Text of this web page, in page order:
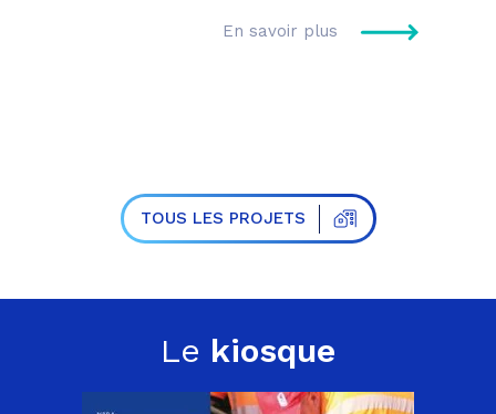
En savoir plus
TOUS LES PROJETS
Le kiosque